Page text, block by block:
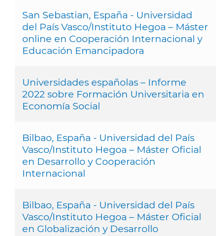
San Sebastian, España - Universidad
del País Vasco/Instituto Hegoa – Máster
online en Cooperación Internacional y
Educación Emancipadora
Universidades españolas – Informe
2022 sobre Formación Universitaria en
Economía Social
Bilbao, España - Universidad del País
Vasco/Instituto Hegoa – Máster Oficial
en Desarrollo y Cooperación
Internacional
Bilbao, España - Universidad del País
Vasco/Instituto Hegoa – Máster Oficial
en Globalización y Desarrollo